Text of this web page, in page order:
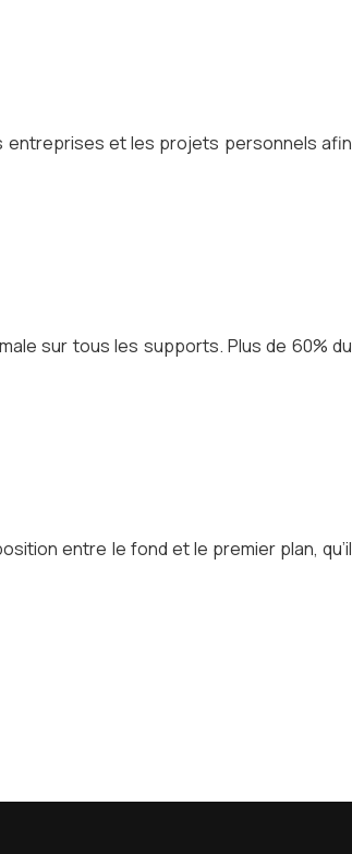
entreprises et les projets personnels afin
sur tous les supports. Plus de 60% du
entre le fond et le premier plan, qu’il